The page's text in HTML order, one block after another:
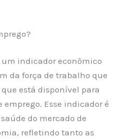
um indicador econômico
da força de trabalho que
está disponível para
Esse indicador é
do mercado de
refletindo tanto as